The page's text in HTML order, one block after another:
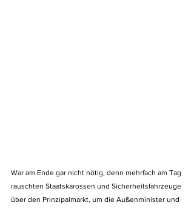
War am Ende gar nicht nötig, denn mehrfach am Tag
rauschten Staatskarossen und Sicherheitsfahrzeuge
über den Prinzipalmarkt, um die Außenminister und